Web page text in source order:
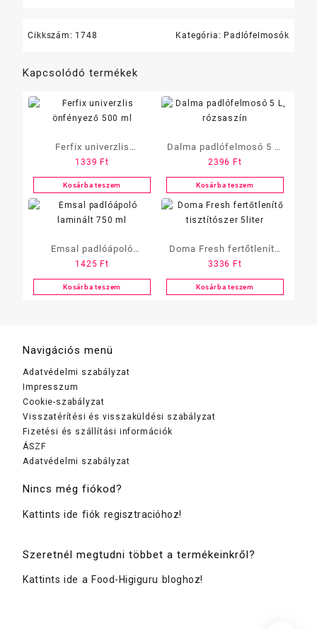
Cikkszám: 1748 Kategória: Padlófelmosók
Kapcsolódó termékek
Ferfix univerzlis
önfényező 500 ml
1339 Ft
Kosárba teszem
Dalma padlófelmosó 5 L,
rózsaszín
2396 Ft
Kosárba teszem
Emsal padlóápoló
laminált 750 ml
1425 Ft
Kosárba teszem
Doma Fresh fertőtlenítő
tisztítószer 5liter
3336 Ft
Kosárba teszem
Navigációs menü
Adatvédelmi szabályzat
Impresszum
Cookie-szabályzat
Visszatérítési és visszaküldési szabályzat
Fizetési és szállítási információk
ÁSZF
Adatvédelmi szabályzat
Nincs még fiókod?
Kattints ide fiók regisztracióhoz!
Szeretnél megtudni többet a termékeinkről?
Kattints ide a Food-Higiguru bloghoz!